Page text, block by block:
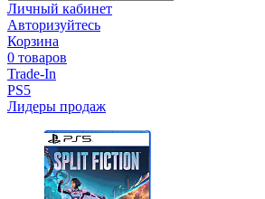
Личный кабинет
Авторизуйтесь
Корзина
0 товаров
Trade-In
PS5
Лидеры продаж